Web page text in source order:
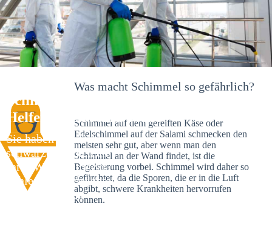
Schimmelexperte in Hittfeld – Ihr
Helfer an Ort und Stelle
Sie haben kürzlich
schwarze Flecken an
Ihrer Wand entdeckt?
Schlechte Nachrichten:
Sie haben einen
Was macht Schimmel so gefährlich?
Schimmel auf dem gereiften Käse oder
Edelschimmel auf der Salami schmecken den
meisten sehr gut, aber wenn man den
Schimmel an der Wand findet, ist die
Begeisterung vorbei. Schimmel wird daher so
gefürchtet, da die Sporen, die er in die Luft
abgibt, schwere Krankheiten hervorrufen
können.